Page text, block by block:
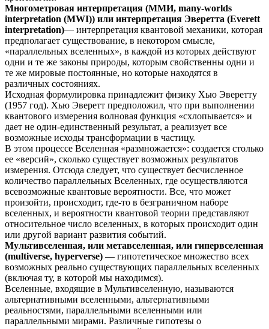
Многометровая интерпретация (ММИ, many-worlds
interpretation (MWI)) или интерпретация Эверетта (Everett
interpretation)— интерпретация квантовой механики, которая
предполагает существование, в некотором смысле,
«параллельных вселенных», в каждой из которых действуют
одни и те же законы природы, которым свойственны одни и
те же мировые постоянные, но которые находятся в
различных состояниях.
Исходная формулировка принадлежит физику Хью Эверетту
(1957 год). Хью Эверетт предположил, что при выполнении
квантового измерения волновая функция «схлопывается» и
дает не один-единственный результат, а реализует все
возможные исходы трансформации в частицу.
В этом процессе Вселенная «размножается»: создается столько
ее «версий», сколько существует возможных результатов
измерения. Отсюда следует, что существует бесчисленное
количество параллельных Вселенных, где осуществляются
всевозможные квантовые вероятности. Все, что может
произойти, происходит, где-то в безграничном наборе
вселенных, и вероятности квантовой теории представляют
относительное число вселенных, в которых происходит один
или другой вариант развития событий.
Мультивселенная, или метавселенная, или гипервселенная
(multiverse, hyperverse) — гипотетическое множество всех
возможных реально существующих параллельных вселенных
(включая ту, в которой мы находимся).
Вселенные, входящие в Мультивселенную, называются
альтернативными вселенными, альтернативными
реальностями, параллельными вселенными или
параллельными мирами. Различные гипотезы о